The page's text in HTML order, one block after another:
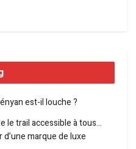
est-il louche ?
le trail accessible à tous…
marque de luxe